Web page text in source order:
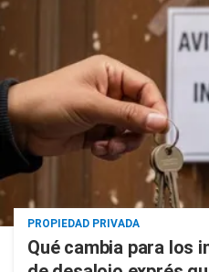
PROPIEDAD PRIVADA
Qué cambia para los